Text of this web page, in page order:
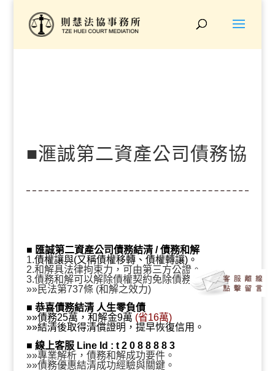
■滙誠第二資產公司債務協
萬、和解金9萬、省16
萬』
■ 匯誠第二資產公司債務結清 / 債務和解
1.債權讓與(又稱債權移轉、債權轉讓)。
2.和解具法律拘束力，可由第三方公證。
3.債務和解可以解除債權契約免除債務。
»»民法第737條 (和解之效力)
■ 恭喜債務結清 人生零負債
»»債務25萬，和解金9萬 (省16萬)
»»結清後取得清償證明，提早恢復信用。
■ 線上客服 Line Id : t 2 0 8 8 8 8 3
»»專業解析，債務和解成功要件。
»»債務優惠結清成功經驗與關鍵。